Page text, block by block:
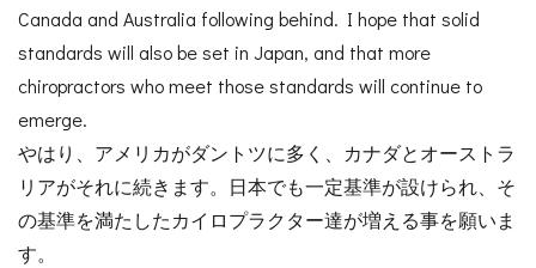
Canada and Australia following behind. I hope that solid
standards will also be set in Japan, and that more
chiropractors who meet those standards will continue to
emerge.
やはり、アメリカがダントツに多く、カナダとオーストラ
リアがそれに続きます。日本でも一定基準が設けられ、そ
の基準を満たしたカイロプラクター達が増える事を願いま
す。